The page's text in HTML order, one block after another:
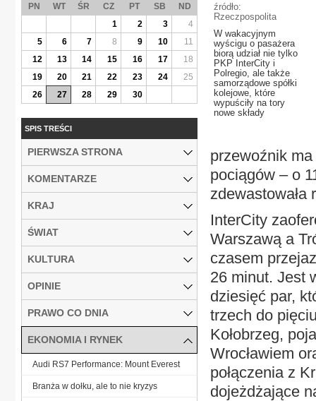
źródło:
Rzeczpospolita
W wakacyjnym
wyścigu o pasażera
biorą udział nie tylko
PKP InterCity i
Polregio, ale także
samorządowe spółki
kolejowe, które
wypuściły na tory
nowe składy
przewoźnik
pociągów – o
InterCity
Warszawą a
czasem
26 minut. Jest
dziesięć par,
trzech do
Kołobrzeg,
Wrocławiem
połączenia z
dojeżdżające
PN WT ŚR CZ PT SB
ND
1
2 3
4
5
6 7 8 9 10
11
12
13 14 15 16 17
18
19
20 21 22 23 24
25
26
27 28 29 30
SPIS TREŚCI
PIERWSZA STRONA
KOMENTARZE
KRAJ
ŚWIAT
KULTURA
OPINIE
PRAWO CO DNIA
EKONOMIA I RYNEK
Audi RS7 Performance: Mount Everest
Branża w dołku, ale to nie kryzys